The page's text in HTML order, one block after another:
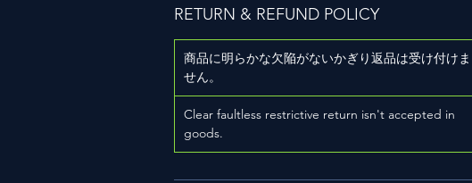
RETURN & REFUND POLICY
商品に明らかな欠陥がないかぎり返品は受け付けま
せん。
Clear faultless restrictive return isn't accepted in
goods.